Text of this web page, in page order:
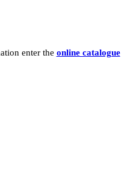
enter the online catalogue